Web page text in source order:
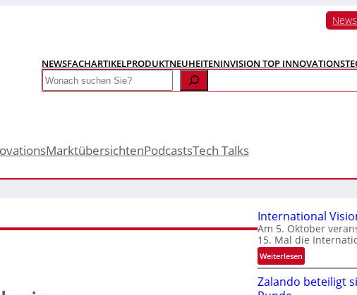
NEWSFACHARTIKELPRODUKTNEUHEITENINVISION TOP INNOVATIONS
Search
MarktübersichtenPodcastsTech Talks
International
Am 5. Oktober
15. Mal die
Weiterlesen:
I
n
Zalando beteiligt